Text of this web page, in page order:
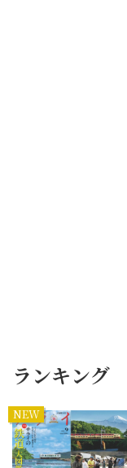
ランキング
NEW